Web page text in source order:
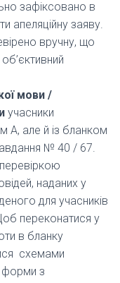
зафіксовано в
апеляційну заяву.
вручну, що
мови /
учасники
А, але й із бланком
№ 40 / 67.
наданих у
для учасників
переконатися у
в бланку
схемами
форми з